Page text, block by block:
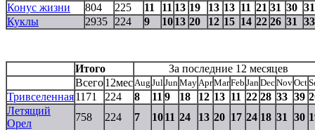
Конус жизни
804 225 11 11 13 19 13 13 11 21 31 30 31
Куклы
2935 224 9 1013 20 12 15 14 22 26 31 33
Итого
За последние 12 месяцев
Всего12мес Aug Jul Jun May AprMarFeb Jan DecNovOct
Тривселенная1171 224 8 11 9 18 12 13 11 22 28 33 39
Летящий
Орел
758 224 7 1011 24 13 20 17 24 18 31 30